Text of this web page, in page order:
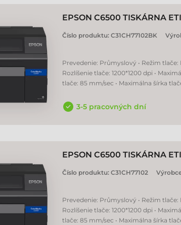
EPSON C6500 TISKÁRNA
Číslo produktu: C31CH77102BK
Prevedenie: Průmyslový • Režim tlače:
Rozlíšenie tlače: 1200*1200 dpi •
tlače: 85 mm/sec • Maximálna šírka
3-5 pracovných dní
EPSON C6500 TISKÁRNA
Číslo produktu: C31CH77102
Prevedenie: Průmyslový • Režim tlače:
Rozlíšenie tlače: 1200*1200 dpi •
tlače: 85 mm/sec • Maximálna šírka